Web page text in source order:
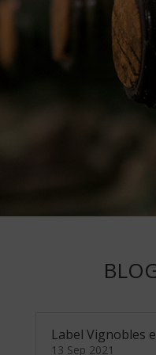
Label Vignobles
13 Sep 2021